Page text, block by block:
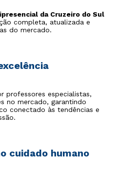
: atuação como docente ou
e profissionalizantes na
da Cruzeiro do Sul
completa, atualizada e
do mercado.
professores especialistas,
no mercado, garantindo
conectado às tendências e
cuidado humano